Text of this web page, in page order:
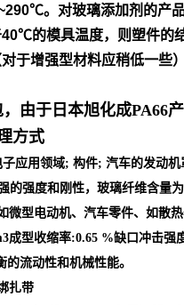
。对玻璃添加剂的产
的模具温度，则塑件的
于增强型材料应稍低一些
由于日本旭化成PA66
方式
子应用领域; 构件; 汽车的发动
的强度和刚性，玻璃纤维含量
微型电动机、汽车零件、如散热
成型收缩率:0.65 %缺口冲击强
的流动性和机械性能。
扎带